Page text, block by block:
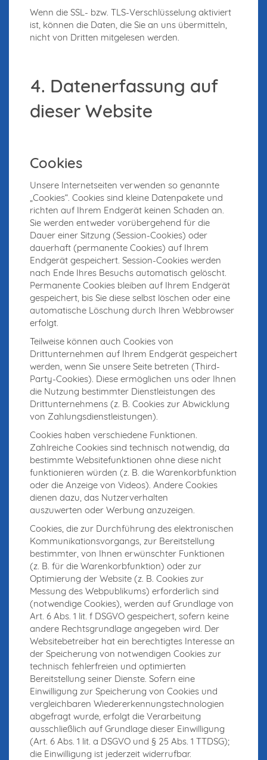
Wenn die SSL- bzw. TLS-Verschlüsselung aktiviert
ist, können die Daten, die Sie an uns übermitteln,
nicht von Dritten mitgelesen werden.
4. Datenerfassung auf
dieser Website
Cookies
Unsere Internetseiten verwenden so genannte
„Cookies“. Cookies sind kleine Datenpakete und
richten auf Ihrem Endgerät keinen Schaden an.
Sie werden entweder vorübergehend für die
Dauer einer Sitzung (Session-Cookies) oder
dauerhaft (permanente Cookies) auf Ihrem
Endgerät gespeichert. Session-Cookies werden
nach Ende Ihres Besuchs automatisch gelöscht.
Permanente Cookies bleiben auf Ihrem Endgerät
gespeichert, bis Sie diese selbst löschen oder eine
automatische Löschung durch Ihren Webbrowser
erfolgt.
Teilweise können auch Cookies von
Drittunternehmen auf Ihrem Endgerät gespeichert
werden, wenn Sie unsere Seite betreten (Third-
Party-Cookies). Diese ermöglichen uns oder Ihnen
die Nutzung bestimmter Dienstleistungen des
Drittunternehmens (z. B. Cookies zur Abwicklung
von Zahlungsdienstleistungen).
Cookies haben verschiedene Funktionen.
Zahlreiche Cookies sind technisch notwendig, da
bestimmte Websitefunktionen ohne diese nicht
funktionieren würden (z. B. die Warenkorbfunktion
oder die Anzeige von Videos). Andere Cookies
dienen dazu, das Nutzerverhalten
auszuwerten oder Werbung anzuzeigen.
Cookies, die zur Durchführung des elektronischen
Kommunikationsvorgangs, zur Bereitstellung
bestimmter, von Ihnen erwünschter Funktionen
(z. B. für die Warenkorbfunktion) oder zur
Optimierung der Website (z. B. Cookies zur
Messung des Webpublikums) erforderlich sind
(notwendige Cookies), werden auf Grundlage von
Art. 6 Abs. 1 lit. f DSGVO gespeichert, sofern keine
andere Rechtsgrundlage angegeben wird. Der
Websitebetreiber hat ein berechtigtes Interesse an
der Speicherung von notwendigen Cookies zur
technisch fehlerfreien und optimierten
Bereitstellung seiner Dienste. Sofern eine
Einwilligung zur Speicherung von Cookies und
vergleichbaren Wiedererkennungstechnologien
abgefragt wurde, erfolgt die Verarbeitung
ausschließlich auf Grundlage dieser Einwilligung
(Art. 6 Abs. 1 lit. a DSGVO und § 25 Abs. 1 TTDSG);
die Einwilligung ist jederzeit widerrufbar.